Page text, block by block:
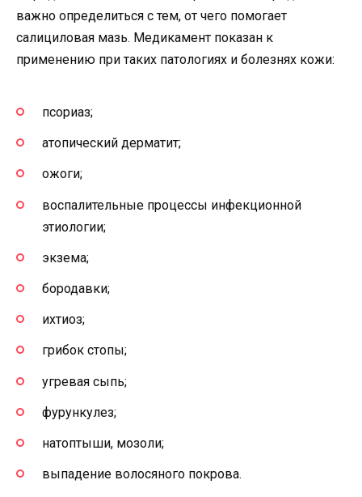
важно определиться с тем, от чего помогает
салициловая мазь. Медикамент показан к
применению при таких патологиях и болезнях кожи:
псориаз;
атопический дерматит;
ожоги;
воспалительные процессы инфекционной
этиологии;
экзема;
бородавки;
ихтиоз;
грибок стопы;
угревая сыпь;
фурункулез;
натоптыши, мозоли;
выпадение волосяного покрова.